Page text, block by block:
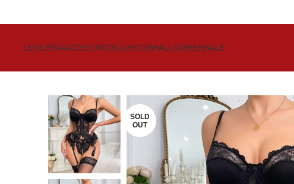
LENCERÍAACCESORIOSJUEGOSHALLOWEENSALE
SOLD
OUT